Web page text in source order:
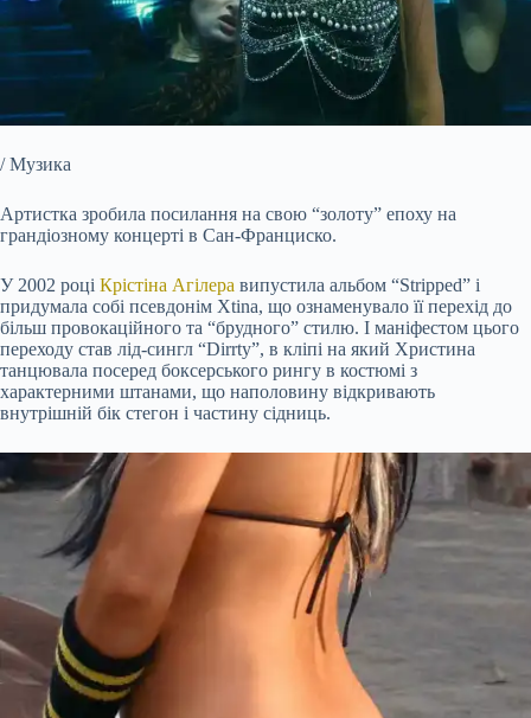
/ Музика
Артистка зробила посилання на свою “золоту” епоху на
грандіозному концерті в Сан-Франциско.
У 2002 році Крістіна Агілера випустила альбом “Stripped” і
придумала собі псевдонім Xtina, що ознаменувало її перехід до
більш провокаційного та “брудного” стилю. І маніфестом цього
переходу став лід-сингл “Dirrty”, в кліпі на який Христина
танцювала посеред боксерського рингу в костюмі з
характерними штанами, що наполовину відкривають
внутрішній бік стегон і частину сідниць.